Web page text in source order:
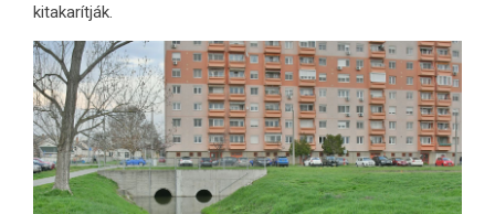
kitakarítják.